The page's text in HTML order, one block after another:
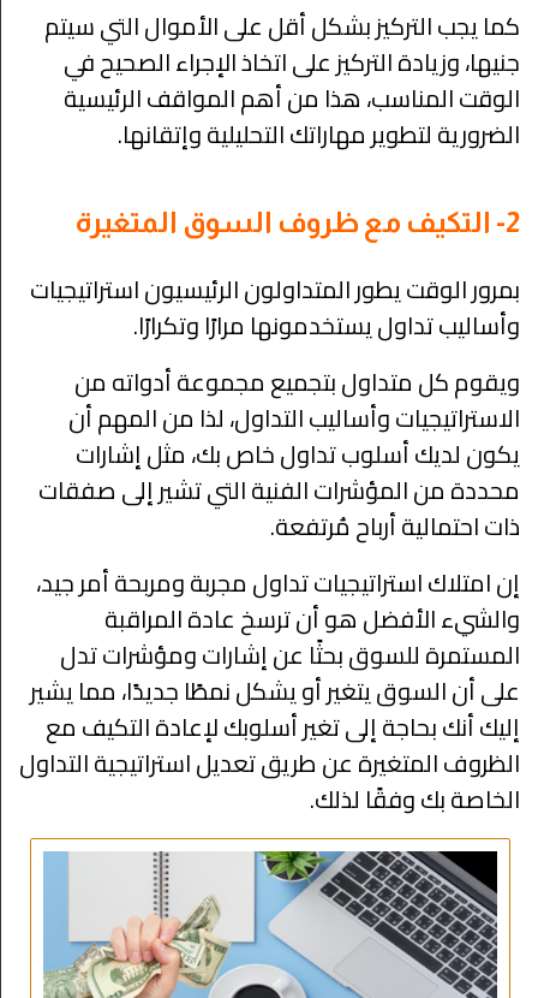
كما يجب التركيز بشكل أقل على الأموال التي سيتم
جنيها، وزيادة التركيز على اتخاذ الإجراء الصحيح في
الوقت المناسب، هذا من أهم المواقف الرئيسية
الضرورية لتطوير مهاراتك التحليلية وإتقانها.
2- التكيف مع ظروف السوق المتغيرة
بمرور الوقت يطور المتداولون الرئيسيون استراتيجيات
وأساليب تداول يستخدمونها مرارًا وتكرارًا.
ويقوم كل متداول بتجميع مجموعة أدواته من
الاستراتيجيات وأساليب التداول، لذا من المهم أن
يكون لديك أسلوب تداول خاص بك، مثل إشارات
محددة من المؤشرات الفنية التي تشير إلى صفقات
ذات احتمالية أرباح مُرتفعة.
إن امتلاك استراتيجيات تداول مجربة ومربحة أمر جيد،
والشيء الأفضل هو أن ترسخ عادة المراقبة
المستمرة للسوق بحثًا عن إشارات ومؤشرات تدل
على أن السوق يتغير أو يشكل نمطًا جديدًا، مما يشير
إليك أنك بحاجة إلى تغير أسلوبك لإعادة التكيف مع
الظروف المتغيرة عن طريق تعديل استراتيجية التداول
الخاصة بك وفقًا لذلك.